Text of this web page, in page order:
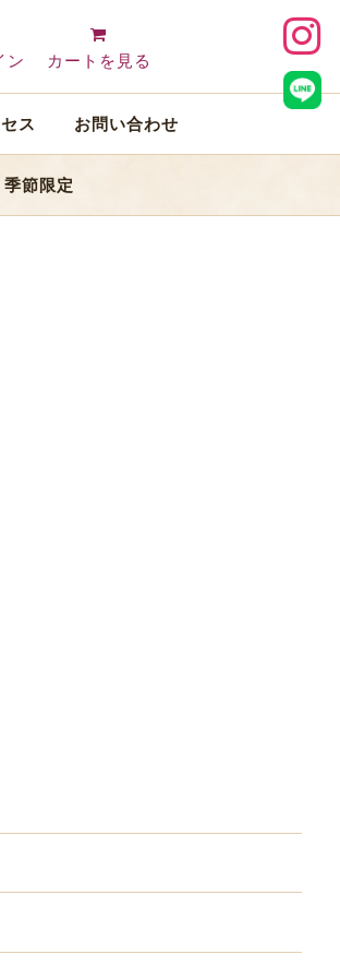
ン カートを見る
ス お問い合わせ
季節限定